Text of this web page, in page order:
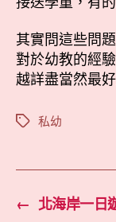
其實問這些問
對於幼教的經
越詳盡當然最
標
私幼
← 北海岸一日